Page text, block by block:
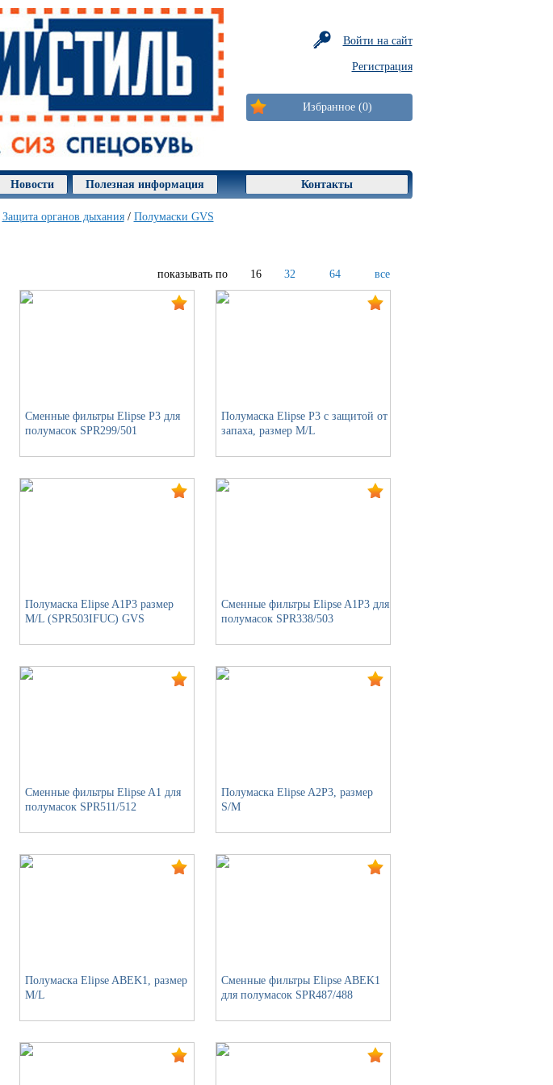
Войти на сайт
Регистрация
Избранное (0)
Новости Полезная информация Контакты
Защита органов дыхания/ Полумаски GVS
все
64
32
16
показывать по
Сменные фильтры Elipse P3 для
полумасок SPR299/501
Полумаска Elipse P3 с защитой от
запаха, размер M/L
Полумаска Elipse A1P3 размер
M/L (SPR503IFUC) GVS
Сменные фильтры Elipse A1P3 для
полумасок SPR338/503
Сменные фильтры Elipse A1 для
полумасок SPR511/512
Полумаска Elipse A2P3, размер
S/M
Полумаска Elipse ABEK1, размер
M/L
Сменные фильтры Elipse ABEK1
для полумасок SPR487/488